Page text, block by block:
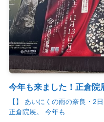
今年も来ました！正倉院
【】 あいにくの雨の奈良・2
正倉院展。 今年も...